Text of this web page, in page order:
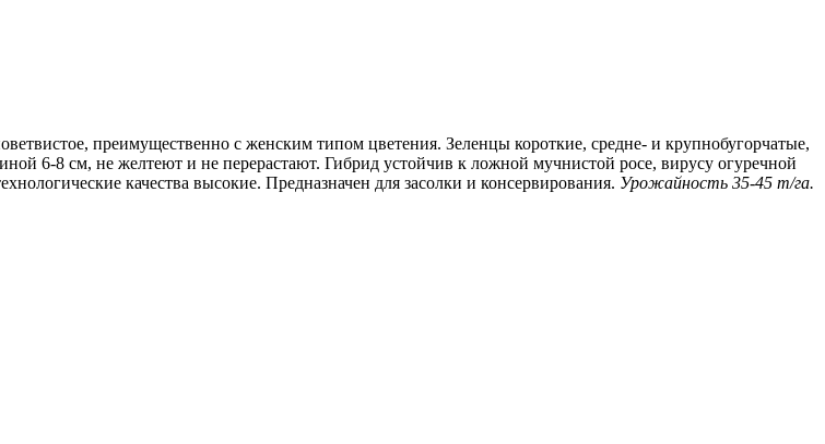
преимущественно с женским типом цветения. Зеленцы короткие, средне- и крупнобугорчатые,
6-8 см, не желтеют и не перерастают. Гибрид устойчив к ложной мучнистой росе, вирусу огуречной
качества высокие. Предназначен для засолки и консервирования. Урожайность 35-45 т/га.